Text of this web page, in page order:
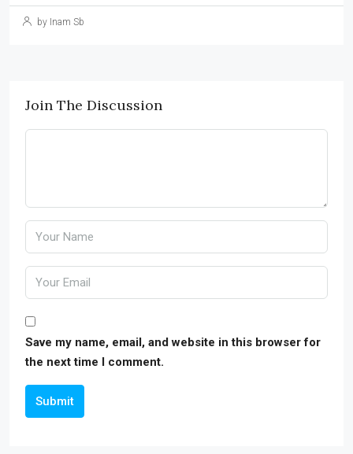
by Inam Sb
Join The Discussion
Save my name, email, and website in this browser for
the next time I comment.
Submit